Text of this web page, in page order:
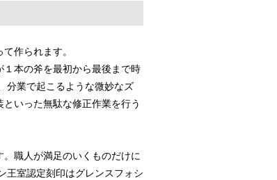
作られます。
本の斧を最初から最後まで時
分業で起こるような微妙なズ
いった無駄な修正作業を行う
職人が満足のいくものだけに
王室認定刻印はグレンスフォシ